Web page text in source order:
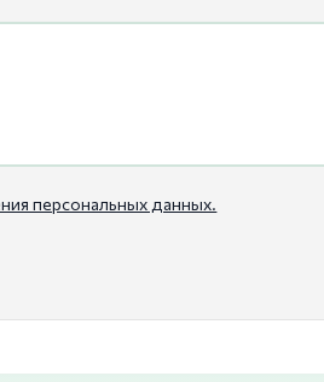
персональных данных.